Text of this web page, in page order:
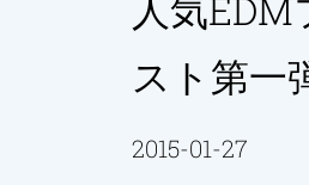
スト第一
2015-01-27